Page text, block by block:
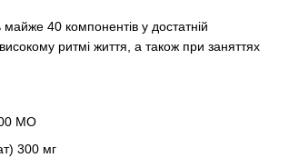
майже 40 компонентів у достатній
ритмі життя, а також при заняттях
МО
300 мг